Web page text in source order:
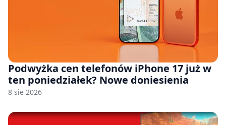
Podwyżka cen telefonów iPhone 17 już w
ten poniedziałek? Nowe doniesienia
8 sie 2026